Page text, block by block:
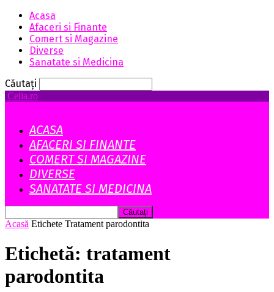
Acasa
Afaceri si Finante
Comert si Magazine
Diverse
Sanatate si Medicina
Căutați
Celia.ro
ACASA
AFACERI SI FINANTE
COMERT SI MAGAZINE
DIVERSE
SANATATE SI MEDICINA
Acasă Etichete Tratament parodontita
Etichetă: tratament
parodontita